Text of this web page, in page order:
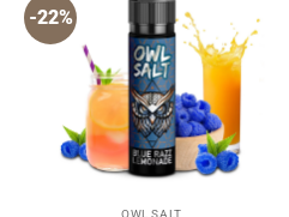
-22%
OWL SALT